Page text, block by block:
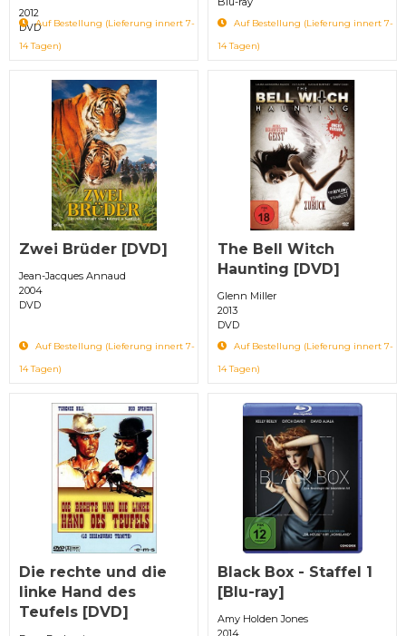
2012
DVDAuf Bestellung (Lieferung innert 7-
14 Tagen)
Auf Bestellung (Lieferung innert 7-
14 Tagen)
Zwei Brüder [DVD]
Jean-Jacques Annaud
2004
DVD
Auf Bestellung (Lieferung innert 7-
14 Tagen)
The Bell Witch
Haunting [DVD]
Glenn Miller
2013
DVD
Auf Bestellung (Lieferung innert 7-
14 Tagen)
Die rechte und die
linke Hand des
Teufels [DVD]
Black Box - Staffel 1
[Blu-ray]
Amy Holden Jones
2014